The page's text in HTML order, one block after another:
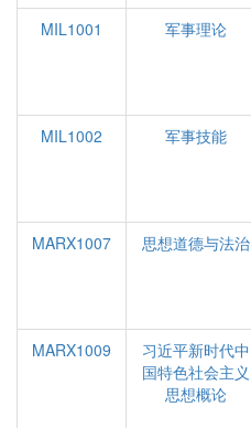
MIL1001
军事理论
MIL1002
军事技能
MARX1007
思想道德与法治
MARX1009
习近平新时代中
国特色社会主义
思想概论